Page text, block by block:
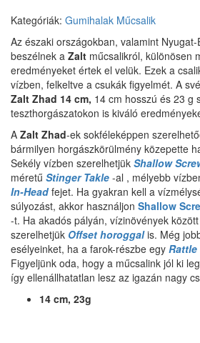
Kategóriák: Gumihalak Műcsalik
Az északi országokban, valamint
beszélnek a Zalt műcsalikról, különösen
eredményeket értek el velük. Ezek a
vízben, felkeltve a csukák figyelmét. A
Zalt Zhad 14 cm, 14 cm hosszú és 23 g
teszthorgászatokon is kiváló
A Zalt Zhad-ek sokféleképpen
bármilyen horgászkörülmény közepette
Sekély vízben szerelhetjük Shallow
méretű Stinger Takle -al , mélyebb
In-Headfejet. Ha gyakran kell a
súlyozást, akkor használjon Shallow
-t. Ha akadós pályán, vízinövények
szerelhetjük Offset horoggalis. Még
esélyeinket, ha a farok-részbe egy Rattle
Figyeljünk oda, hogy a műcsalink jól ki
így ellenállhatatlan lesz az igazán nagy
14 cm, 23g